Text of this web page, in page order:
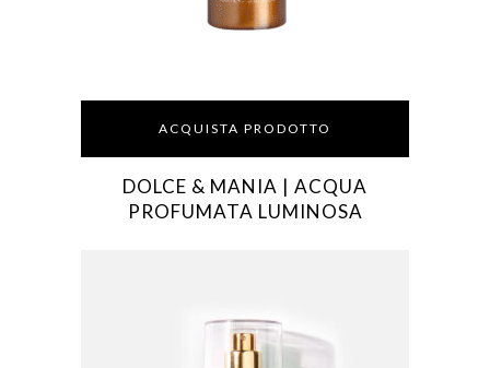
ACQUISTA PRODOTTO
DOLCE & MANIA | ACQUA
PROFUMATA LUMINOSA